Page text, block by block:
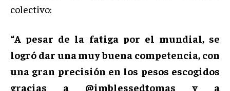
colectivo:
“A pesar de la fatiga por el mundial, se
logró dar una muy buena competencia, con
una gran precisión en los pesos escogidos
gracias a @imblessedtomas y a